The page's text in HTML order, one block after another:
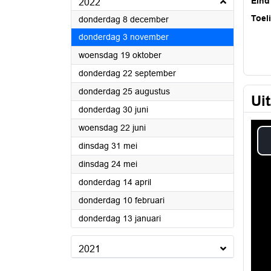
2022
donderdag 8 december2022
donderdag 3 november2022
woensdag 19 oktober2022
donderdag 22 september2022
donderdag 25 augustus2022
donderdag 30 juni2022
woensdag 22 juni2022
dinsdag 31 mei2022
dinsdag 24 mei2022
donderdag 14 april2022
donderdag 10 februari2022
donderdag 13 januari2022
2021